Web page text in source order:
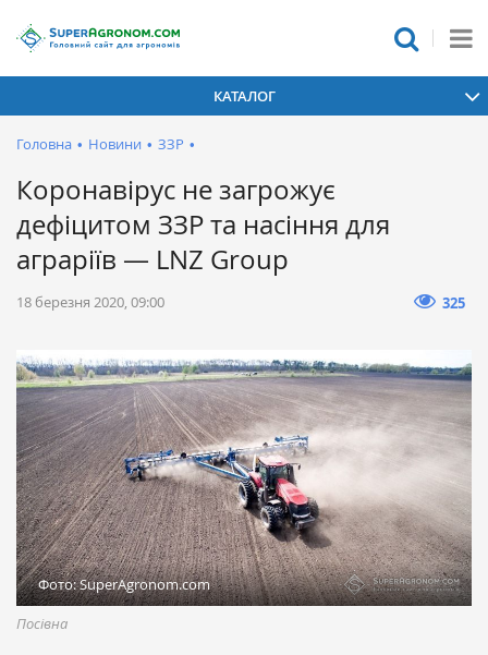
КАТАЛОГ
Головна • Новини • ЗЗР •
Коронавірус не загрожує
дефіцитом ЗЗР та насіння для
аграріїв — LNZ Group
18 березня 2020, 09:00 325
Фото: SuperAgronom.com
Посівна